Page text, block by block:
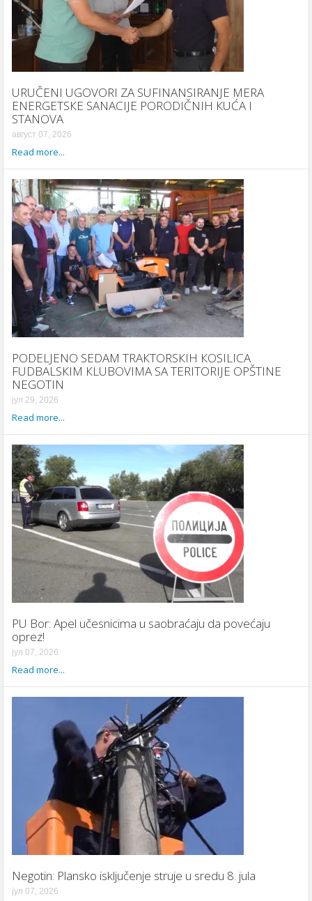
URUČENI UGOVORI ZA SUFINANSIRANJE MERA
ENERGETSКE SANACIJE PORODIČNIH КUĆA I
STANOVA
август 07, 2026
Read more...
PODELJENO SEDAM TRAКTORSКIH КOSILICA
FUDBALSКIM КLUBOVIMA SA TERITORIJE OPŠTINE
NEGOTIN
јул 29, 2026
Read more...
PU Bor: Apel učesnicima u saobraćaju da povećaju
oprez!
јул 07, 2026
Read more...
Negotin: Plansko isključenje struje u sredu 8. jula
јул 07, 2026